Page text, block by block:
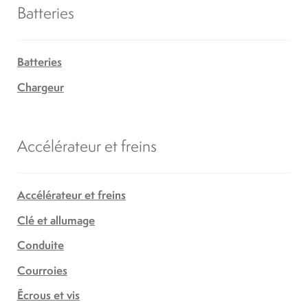
Batteries
Batteries
Chargeur
Accélérateur et freins
Accélérateur et freins
Clé et allumage
Conduite
Courroies
Écrous et vis